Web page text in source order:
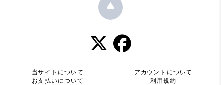
当サイトについて
アカウントについて
お支払いについて
利用規約